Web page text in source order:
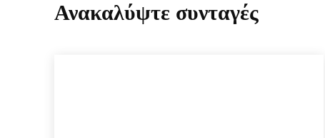
Ανακαλύψτε συνταγές